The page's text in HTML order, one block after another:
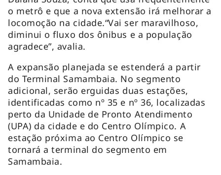
o metrô e que a nova extensão irá melhorar a
locomoção na cidade.“Vai ser maravilhoso,
diminui o fluxo dos ônibus e a população
agradece”, avalia.
A expansão planejada se estenderá a partir
do Terminal Samambaia. No segmento
adicional, serão erguidas duas estações,
identificadas como nº 35 e nº 36, localizadas
perto da Unidade de Pronto Atendimento
(UPA) da cidade e do Centro Olímpico. A
estação próxima ao Centro Olímpico se
tornará a terminal do segmento em
Samambaia.